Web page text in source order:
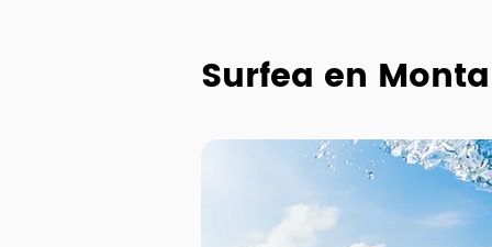
Surfea en